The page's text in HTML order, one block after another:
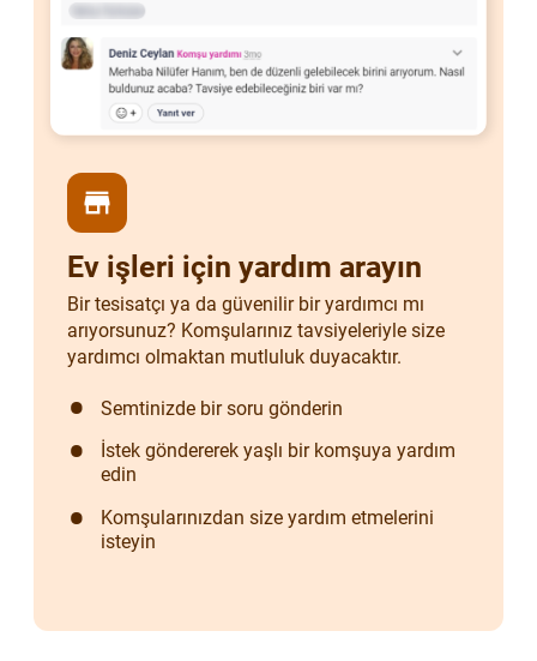
store
Ev işleri için yardım arayın
Bir tesisatçı ya da güvenilir bir yardımcı mı
arıyorsunuz? Komşularınız tavsiyeleriyle size
yardımcı olmaktan mutluluk duyacaktır.
Semtinizde bir soru gönderin
İstek göndererek yaşlı bir komşuya yardım
edin
Komşularınızdan size yardım etmelerini
isteyin